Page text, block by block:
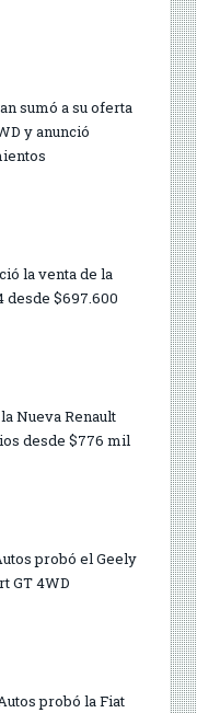
sumó a su oferta
y anunció
la venta de la
desde $697.600
Nueva Renault
desde $776 mil
probó el Geely
GT 4WD
probó la Fiat